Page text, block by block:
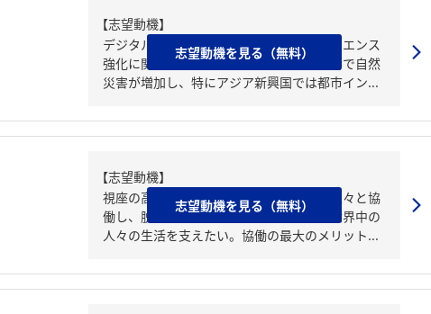
【志望動機】
デジタル技術を活かした防災・都市レジリエンス
強化に関心がある。近年、気候変動の影響で自然
災害が増加し、特にアジア新興国では都市イン...
志望動機を見る（無料）
【志望動機】
視座の高さを活かして多様な視点を持つ人々と協
働し、脱炭素社会の実現に寄与しながら世界中の
人々の生活を支えたい。協働の最大のメリット...
志望動機を見る（無料）